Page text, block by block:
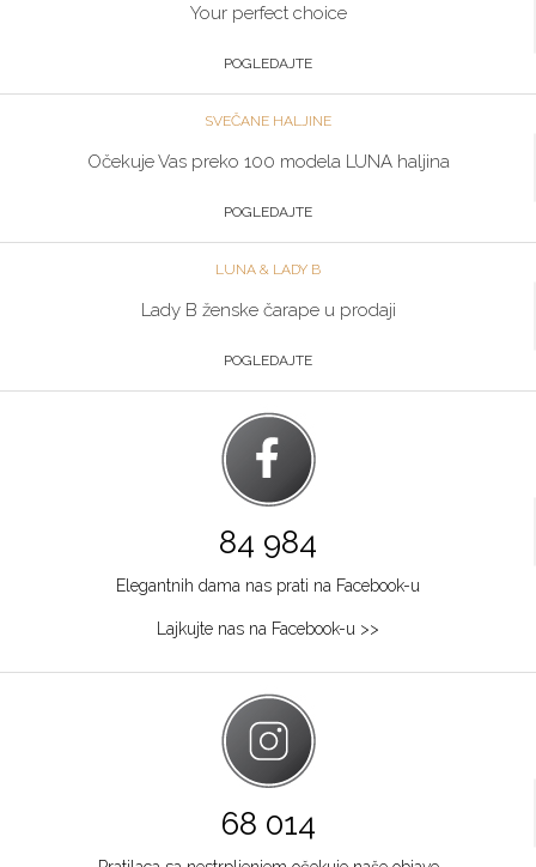
Your perfect choice
POGLEDAJTE
SVEČANE HALJINE
Očekuje Vas preko 100 modela LUNA haljina
POGLEDAJTE
LUNA & LADY B
Lady B ženske čarape u prodaji
POGLEDAJTE
84 984
Elegantnih dama nas prati na Facebook-u
Lajkujte nas na Facebook-u >>
68 014